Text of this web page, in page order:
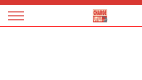
Magazine
Panneau de gestion des cookies